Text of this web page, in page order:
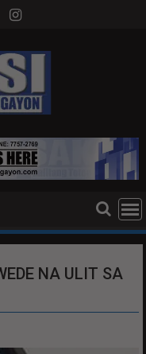
NA ULIT SA